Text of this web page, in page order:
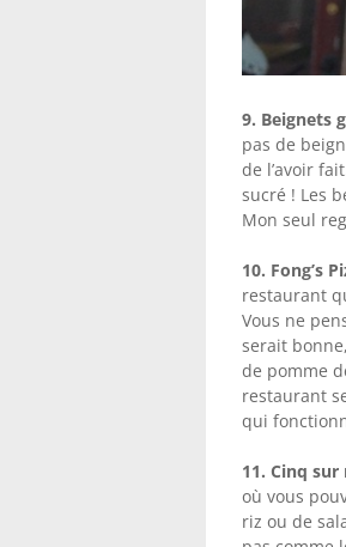
9. Beignets
pas de
de l’avoir
sucré ! Les
Mon seul
10. Fong’s
restaurant
Vous ne
serait
de pomme
restaurant
qui
11. Cinq
où vous
riz ou de